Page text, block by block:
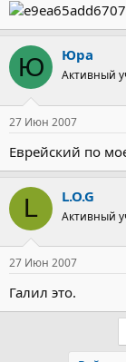
Ю Юра
Активный
27 Июн 2007
Еврейский по
L L.O.G
Активный
27 Июн 2007
Галил это.